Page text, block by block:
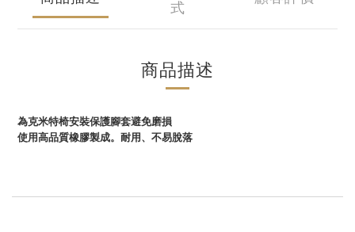
式
商品描述
為克米特椅安裝保護腳套避免磨損
使用高品質橡膠製成。耐用、不易脫落